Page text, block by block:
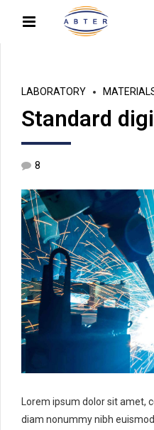
LABORATORY
Standard
8
Lorem ipsum dolor sit amet,
diam nonummy nibh